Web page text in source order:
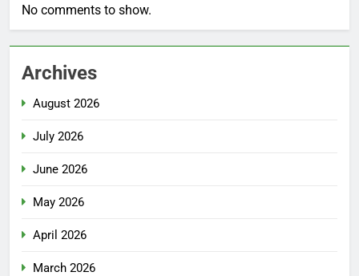
No comments to show.
Archives
August 2026
July 2026
June 2026
May 2026
April 2026
March 2026